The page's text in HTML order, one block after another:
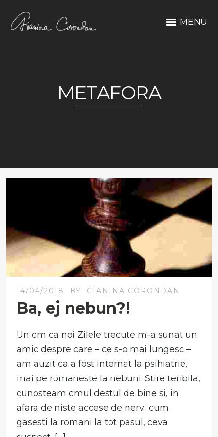
MENU
METAFORA
14/04/2018 BY GIANINA CORONDAN
Ba, ej nebun?!
Un om ca noi Zilele trecute m-a sunat un
amic despre care – ce s-o mai lungesc –
am auzit ca a fost internat la psihiatrie,
mai pe romaneste la nebuni. Stire teribila,
cunosteam omul destul de bine si, in
afara de niste accese de nervi cum
gasesti la romani la tot pasul, ceva